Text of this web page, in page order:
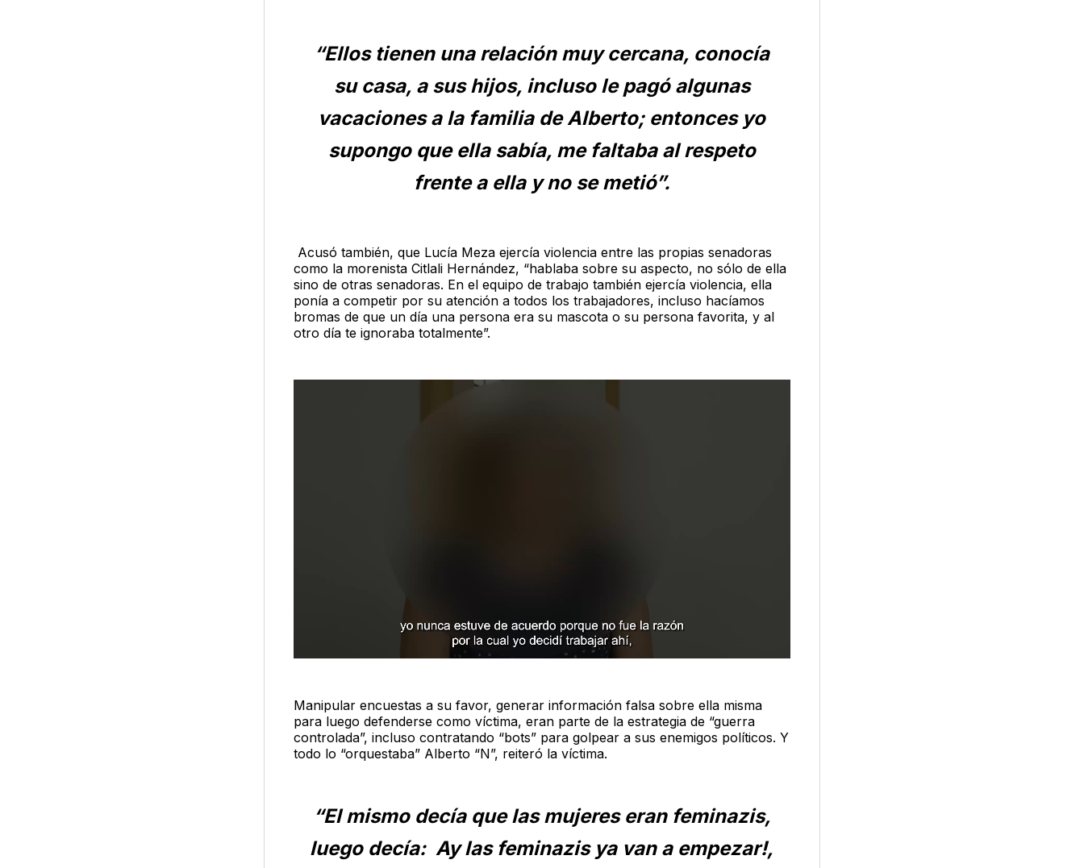
“Ellos tienen una relación muy cercana, conocía
su casa, a sus hijos, incluso le pagó algunas
vacaciones a la familia de Alberto; entonces yo
supongo que ella sabía, me faltaba al respeto
frente a ella y no se metió”.
Acusó también, que Lucía Meza ejercía violencia entre las propias senadoras
como la morenista Citlali Hernández, “hablaba sobre su aspecto, no sólo de ella
sino de otras senadoras. En el equipo de trabajo también ejercía violencia, ella
ponía a competir por su atención a todos los trabajadores, incluso hacíamos
bromas de que un día una persona era su mascota o su persona favorita, y al
otro día te ignoraba totalmente”.
Manipular encuestas a su favor, generar información falsa sobre ella misma
para luego defenderse como víctima, eran parte de la estrategia de “guerra
controlada”, incluso contratando “bots” para golpear a sus enemigos políticos. Y
todo lo “orquestaba” Alberto “N”, reiteró la víctima.
“El mismo decía que las mujeres eran feminazis,
luego decía: Ay las feminazis ya van a empezar!,